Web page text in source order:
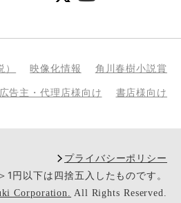
映像化情報 角川春樹小説賞
広告主・代理店様向け 書店様向け
プライバシーポリシー
円以下は四捨五入したものです。
Corporation. All Rights Reserved.